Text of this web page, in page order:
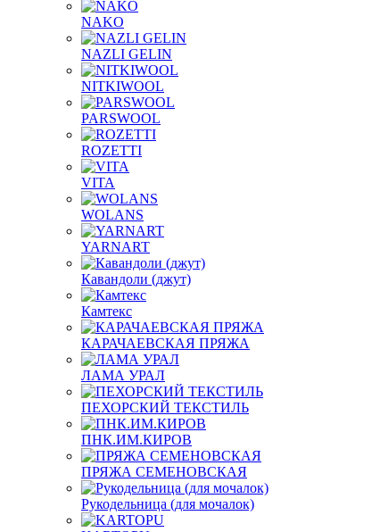
NAKO
NAZLI GELIN
NITKIWOOL
PARSWOOL
ROZETTI
VITA
WOLANS
YARNART
Кавандоли (джут)
Камтекс
КАРАЧАЕВСКАЯ ПРЯЖА
ЛАМА УРАЛ
ПЕХОРСКИЙ ТЕКСТИЛЬ
ПНК.ИМ.КИРОВ
ПРЯЖА СЕМЕНОВСКАЯ
Рукодельница (для мочалок)